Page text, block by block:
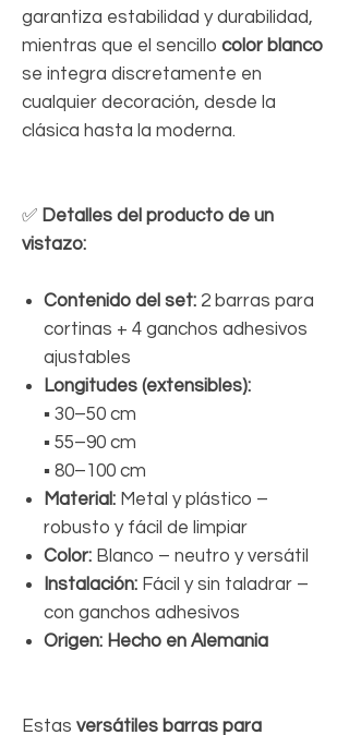
garantiza estabilidad y durabilidad,
mientras que el sencillo color blanco
se integra discretamente en
cualquier decoración, desde la
clásica hasta la moderna.
✅ Detalles del producto de un
vistazo:
Contenido del set: 2 barras para
cortinas + 4 ganchos adhesivos
ajustables
Longitudes (extensibles):
▪ 30–50 cm
▪ 55–90 cm
▪ 80–100 cm
Material: Metal y plástico –
robusto y fácil de limpiar
Color: Blanco – neutro y versátil
Instalación: Fácil y sin taladrar –
con ganchos adhesivos
Origen: Hecho en Alemania
Estas versátiles barras para